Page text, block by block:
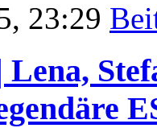
23:29
Lena,